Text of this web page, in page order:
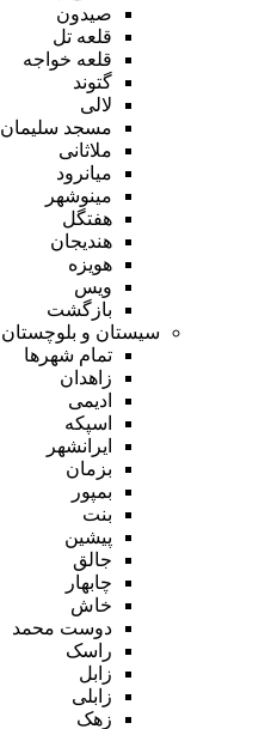
صیدون
قلعه تل
قلعه خواجه
گتوند
لالی
مسجد سلیمان
ملاثانی
میانرود
مینوشهر
هفتگل
هندیجان
هویزه
ویس
بازگشت
سیستان و بلوچستان
تمام شهر‌ها
زاهدان
ادیمی
اسپکه
ایرانشهر
بزمان
بمپور
بنت
پیشین
جالق
چابهار
خاش
دوست محمد
راسک
زابل
زابلی
زهک